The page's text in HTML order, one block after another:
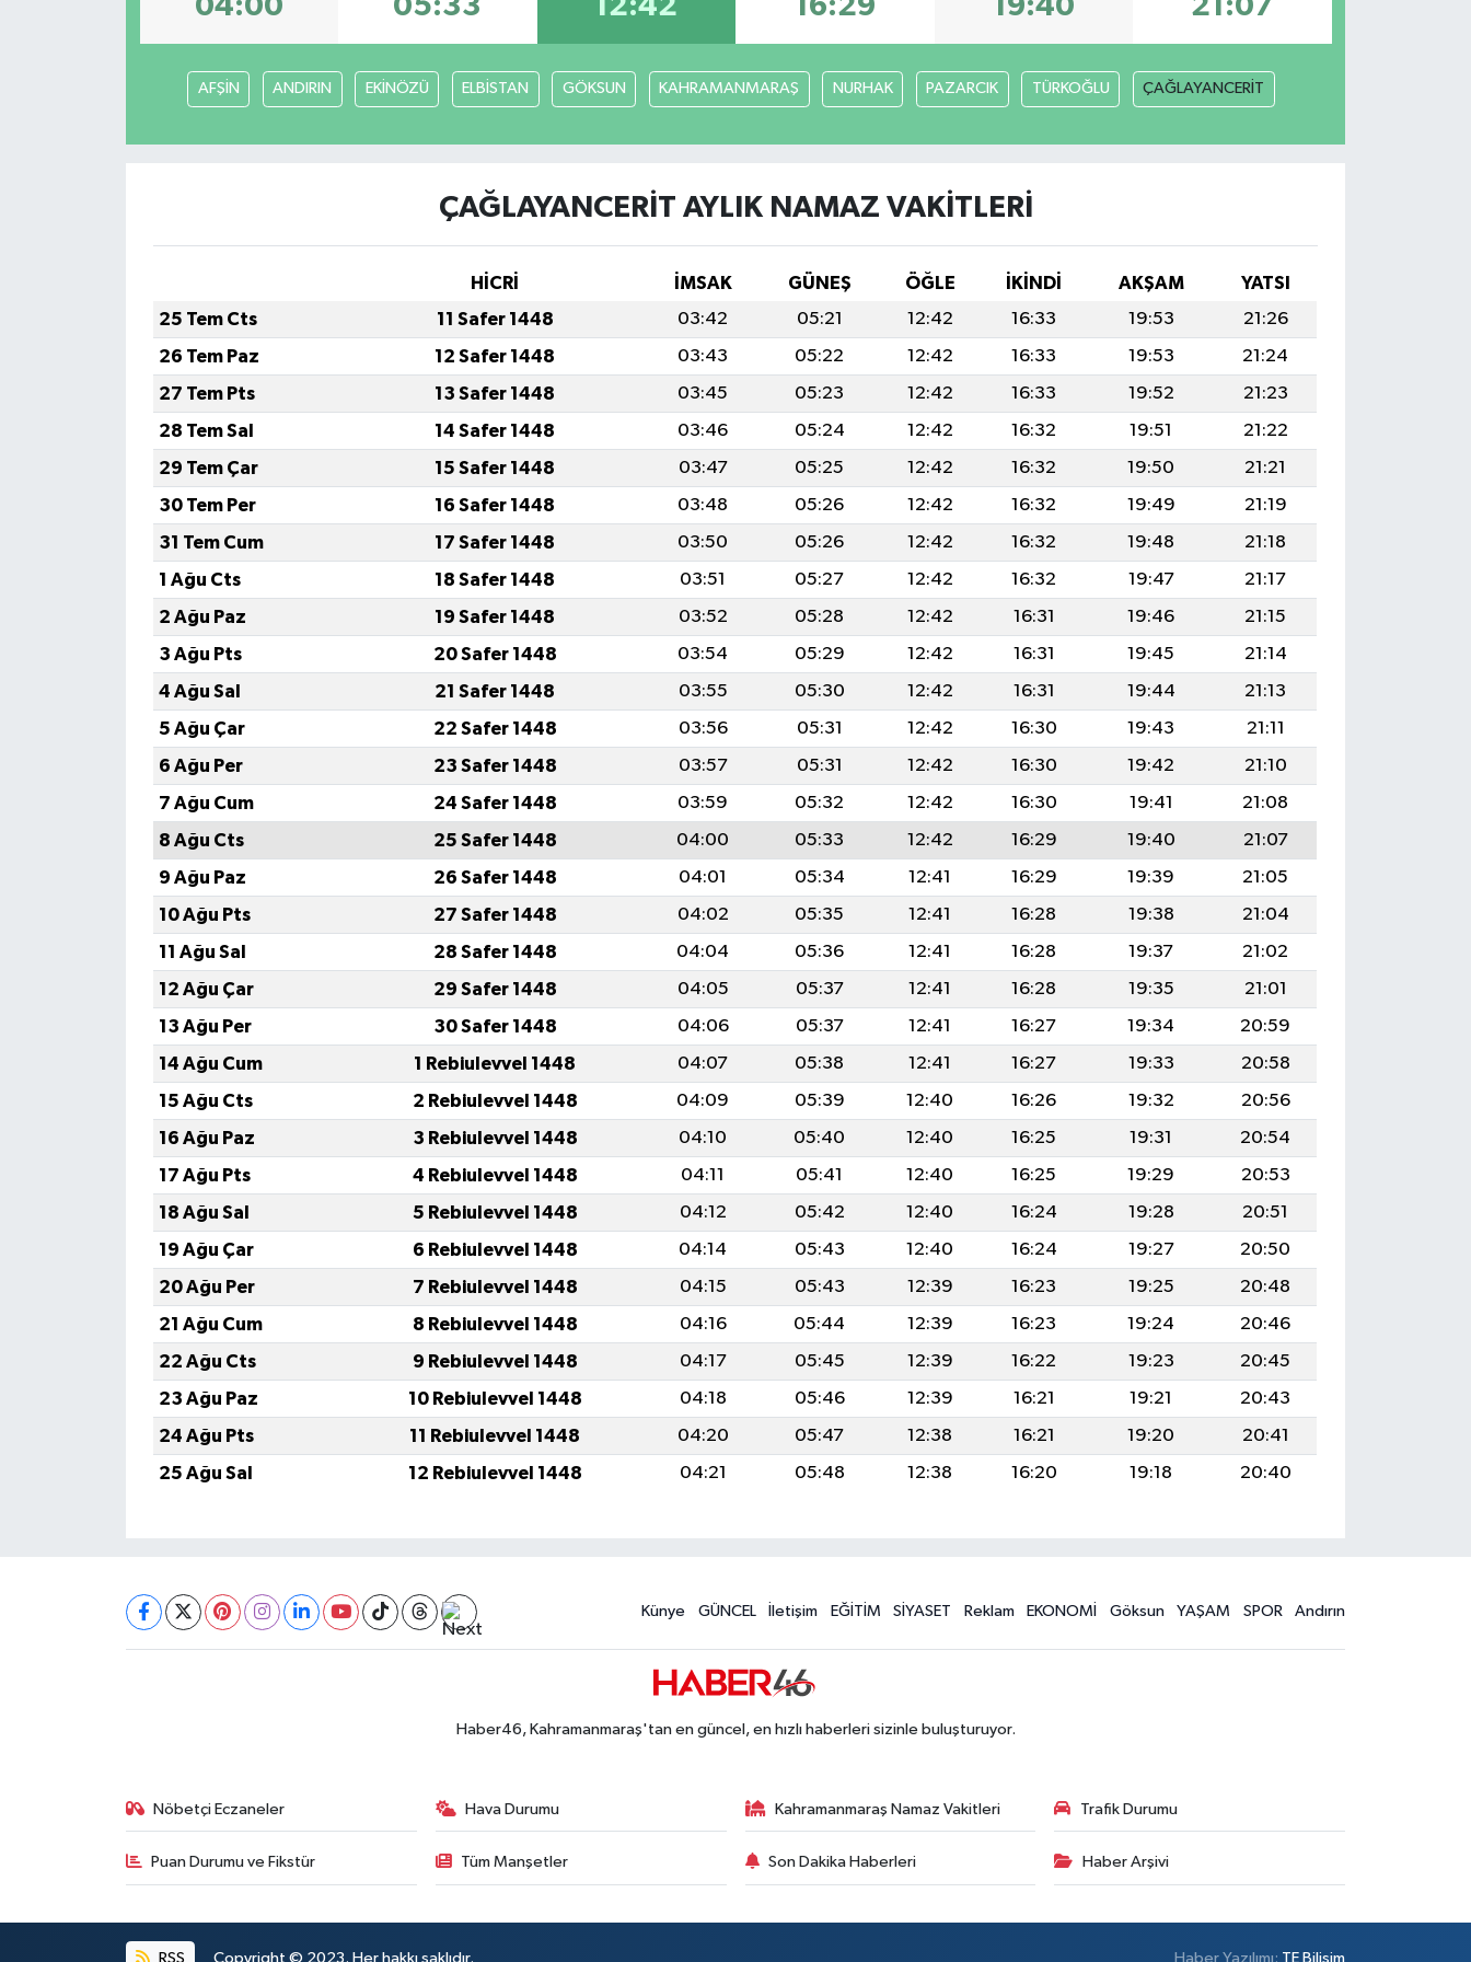
AFŞİN ANDIRIN EKİNÖZÜ ELBİSTAN GÖKSUN KAHRAMANMARAŞ NURHAK PAZARCIK TÜRKOĞLU ÇAĞLAYANCERİT
ÇAĞLAYANCERİT AYLIK NAMAZ VAKITLERI
HİCRİ İMSAK GÜNEŞ ÖĞLE İKINDI AKŞAM
YATSI
25 Tem Cts
11 Safer 1448 03:42 05:21 12:42 16:33 19:53
21:26
26 Tem Paz
12 Safer 1448 03:43 05:22 12:42 16:33 19:53
21:24
27 Tem Pts
13 Safer 1448 03:45 05:23 12:42 16:33 19:52
21:23
28 Tem Sal
14 Safer 1448 03:46 05:24 12:42 16:32 19:51
21:22
29 Tem Çar
15 Safer 1448 03:47 05:25 12:42 16:32 19:50
21:21
30 Tem Per
16 Safer 1448 03:48 05:26 12:42 16:32 19:49
21:19
31 Tem Cum
17 Safer 1448 03:50 05:26 12:42 16:32 19:48
21:18
1 Ağu Cts
18 Safer 1448 03:51 05:27 12:42 16:32 19:47
21:17
2 Ağu Paz
19 Safer 1448 03:52 05:28 12:42 16:31 19:46
21:15
3 Ağu Pts
20 Safer 1448 03:54 05:29 12:42 16:31 19:45
21:14
4 Ağu Sal
21 Safer 1448 03:55 05:30 12:42 16:31 19:44
21:13
5 Ağu Çar
22 Safer 1448 03:56 05:31 12:42 16:30 19:43
21:11
6 Ağu Per
23 Safer 1448 03:57 05:31 12:42 16:30 19:42
21:10
7 Ağu Cum
24 Safer 1448 03:59 05:32 12:42 16:30 19:41
21:08
8 Ağu Cts
25 Safer 1448 04:00 05:33 12:42 16:29 19:40
21:07
9 Ağu Paz
26 Safer 1448 04:01 05:34 12:41 16:29 19:39
21:05
10 Ağu Pts
27 Safer 1448 04:02 05:35 12:41 16:28 19:38
21:04
11 Ağu Sal
28 Safer 1448 04:04 05:36 12:41 16:28 19:37
21:02
12 Ağu Çar
29 Safer 1448 04:05 05:37 12:41 16:28 19:35
21:01
13 Ağu Per
30 Safer 1448 04:06 05:37 12:41 16:27 19:34
20:59
14 Ağu Cum
1 Rebiulevvel 1448 04:07 05:38 12:41 16:27 19:33
20:58
15 Ağu Cts
2 Rebiulevvel 1448 04:09 05:39 12:40 16:26 19:32
20:56
16 Ağu Paz
3 Rebiulevvel 1448 04:10 05:40 12:40 16:25 19:31
20:54
17 Ağu Pts
4 Rebiulevvel 1448 04:11 05:41 12:40 16:25 19:29
20:53
18 Ağu Sal
5 Rebiulevvel 1448 04:12 05:42 12:40 16:24 19:28
20:51
19 Ağu Çar
6 Rebiulevvel 1448 04:14 05:43 12:40 16:24 19:27
20:50
20 Ağu Per
7 Rebiulevvel 1448 04:15 05:43 12:39 16:23 19:25
20:48
21 Ağu Cum
8 Rebiulevvel 1448 04:16 05:44 12:39 16:23 19:24
20:46
22 Ağu Cts
9 Rebiulevvel 1448 04:17 05:45 12:39 16:22 19:23
20:45
23 Ağu Paz
10 Rebiulevvel 1448 04:18 05:46 12:39 16:21 19:21
20:43
24 Ağu Pts
11 Rebiulevvel 1448 04:20 05:47 12:38 16:21 19:20
20:41
25 Ağu Sal
12 Rebiulevvel 1448 04:21 05:48 12:38 16:20 19:18 20:40
Künye GÜNCEL İletişim EĞİTİM SİYASET Reklam EKONOMİ Göksun YAŞAM SPOR Andırın
Haber46, Kahramanmaraş'tan en güncel, en hızlı haberleri sizinle buluşturuyor.
Nöbetçi Eczaneler Hava Durumu Kahramanmaraş Namaz Vakitleri Trafik Durumu
Puan Durumu ve Fikstür Tüm Manşetler Son Dakika Haberleri Haber Arşivi
RSS Copyright © 2023. Her hakkı saklıdır. Haber Yazılımı: TE Bilişim
KÜLTÜR-SANAT
KADIN-AİLE
YEREL YÖNETİM
SEÇİM 2011
ÜÇÜNCÜ SAYFA
SİVİL TOPLUM
SEÇİM 2014
KİM KİMDİR
ÇEK GÖNDER
HEDEF2020
OTOMOBİL
BÖLGEDEN
SEÇİM 2015
HABERDE İNSAN